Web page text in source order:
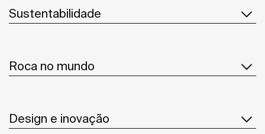
Sustentabilidade
Roca no mundo
Design e inovação